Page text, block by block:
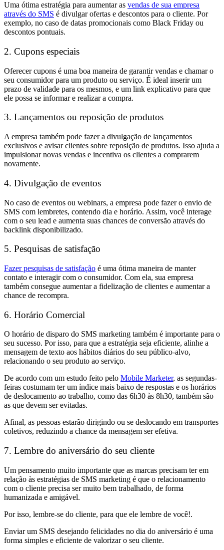
Uma ótima estratégia para aumentar as vendas de sua empresa
através do SMS é divulgar ofertas e descontos para o cliente. Por
exemplo, no caso de datas promocionais como Black Friday ou
descontos pontuais.
2. Cupons especiais
Oferecer cupons é uma boa maneira de garantir vendas e chamar o
seu consumidor para um produto ou serviço. É ideal inserir um
prazo de validade para os mesmos, e um link explicativo para que
ele possa se informar e realizar a compra.
3. Lançamentos ou reposição de produtos
A empresa também pode fazer a divulgação de lançamentos
exclusivos e avisar clientes sobre reposição de produtos. Isso ajuda a
impulsionar novas vendas e incentiva os clientes a comprarem
novamente.
4. Divulgação de eventos
No caso de eventos ou webinars, a empresa pode fazer o envio de
SMS com lembretes, contendo dia e horário. Assim, você interage
com o seu lead e aumenta suas chances de conversão através do
backlink disponibilizado.
5. Pesquisas de satisfação
Fazer pesquisas de satisfação é uma ótima maneira de manter
contato e interagir com o consumidor. Com ela, sua empresa
também consegue aumentar a fidelização de clientes e aumentar a
chance de recompra.
​​6. Horário Comercial
O horário de disparo do SMS marketing também é importante para o
seu sucesso. Por isso, para que a estratégia seja eficiente, alinhe a
mensagem de texto aos hábitos diários do seu público-alvo,
relacionando o seu produto ao serviço.
De acordo com um estudo feito pelo Mobile Marketer, as segundas-
feiras costumam ter um índice mais baixo de respostas e os horários
de deslocamento ao trabalho, como das 6h30 às 8h30, também são
as que devem ser evitadas.
Afinal, as pessoas estarão dirigindo ou se deslocando em transportes
coletivos, reduzindo a chance da mensagem ser efetiva.
7. Lembre do aniversário do seu cliente
Um pensamento muito importante que as marcas precisam ter em
relação às estratégias de SMS marketing é que o relacionamento
com o cliente precisa ser muito bem trabalhado, de forma
humanizada e amigável.
Por isso, lembre-se do cliente, para que ele lembre de você!.
Enviar um SMS desejando felicidades no dia do aniversário é uma
forma simples e eficiente de valorizar o seu cliente.